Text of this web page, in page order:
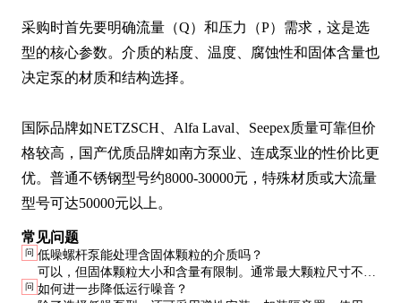
采购时首先要明确流量（Q）和压力（P）需求，这是选
型的核心参数。介质的粘度、温度、腐蚀性和固体含量也
决定泵的材质和结构选择。
国际品牌如NETZSCH、Alfa Laval、Seepex质量可靠但价
格较高，国产优质品牌如南方泵业、连成泵业的性价比更
优。普通不锈钢型号约8000-30000元，特殊材质或大流量
型号可达50000元以上。
常见问题
问 低噪螺杆泵能处理含固体颗粒的介质吗？
可以，但固体颗粒大小和含量有限制。通常最大颗粒尺寸不超
过螺杆与定子间隙的1/3，体积含量不超过10%。特殊设计的泵
问 如何进一步降低运行噪音？